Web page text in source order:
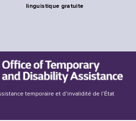
linguistique gratuite
temporaire et d’invalidité de l’État